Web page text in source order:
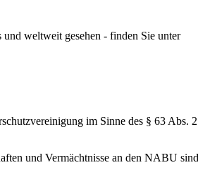
weltweit gesehen - finden Sie unter
im Sinne des § 63
und Vermächtnisse an den NABU